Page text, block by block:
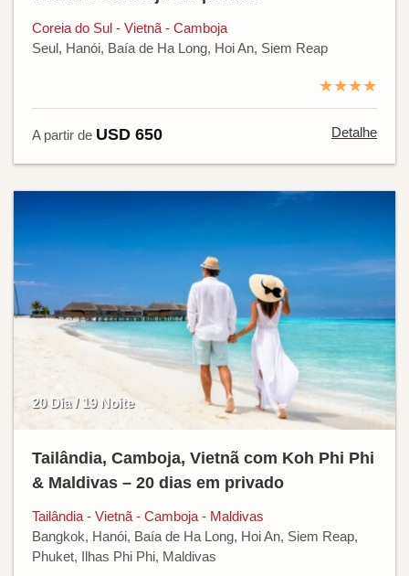
Coreia do Sul - Vietnã - Camboja
Seul, Hanói, Baía de Ha Long, Hoi An, Siem Reap
★★★★
A partir de USD 650 Detalhe
20 Dia / 19 Noite
Tailândia, Camboja, Vietnã com Koh Phi Phi
& Maldivas – 20 dias em privado
Tailândia - Vietnã - Camboja - Maldivas
Bangkok, Hanói, Baía de Ha Long, Hoi An, Siem Reap,
Phuket, Ilhas Phi Phi, Maldivas